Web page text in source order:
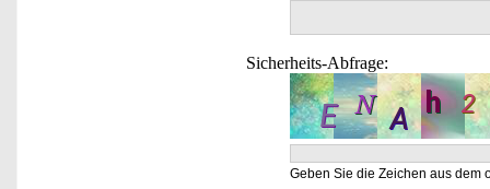
Sicherheits-Abfrage:
Geben Sie die Zeichen aus dem